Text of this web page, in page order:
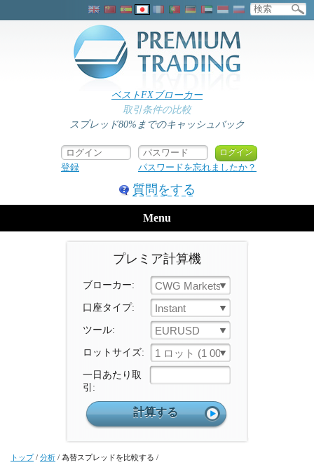
ベストFXブローカー
取引条件の比較
スプレッド80%までのキャッシュバック
登録 パスワードを忘れましたか？
質問をする
Menu
プレミア計算機
ブローカー: CWG Markets
口座タイプ: Instant
ツール: EURUSD
ロットサイズ: 1 ロット (1 000 ユニット)
一日あたり取
引:
トップ/ 分析 / 為替スプレッドを比較する /